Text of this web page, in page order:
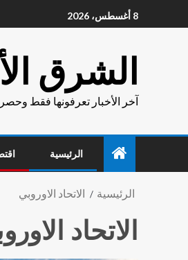
8 أغسطس، 2026
الشرق
آخر الأخبار تعرفونها فقط
الرئيسية
الرئيسية الاتحاد الاوروبي
الاتحاد